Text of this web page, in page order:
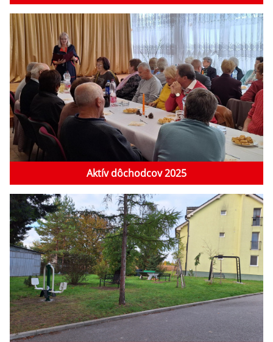
Aktív dôchodcov 2025